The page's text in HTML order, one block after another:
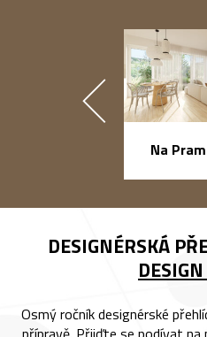
Na
DESIGNÉRSKÁ
Osmý ročník designérské